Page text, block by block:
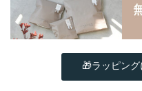
🎁ラッピン